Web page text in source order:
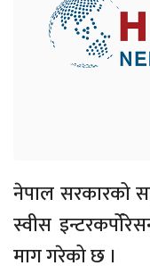
नेपाल सरकारको
स्वीस
माग गरेको छ ।